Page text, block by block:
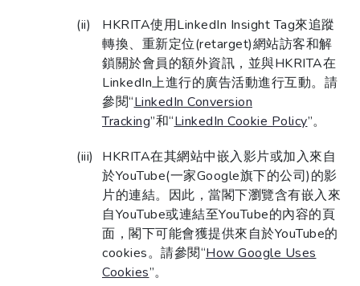
HKRITA使用LinkedIn Insight Tag來追蹤
轉換、重新定位(retarget)網站訪客和解
鎖關於會員的額外資訊，並與HKRITA在
LinkedIn上進行的廣告活動進行互動。請
參閱“LinkedIn Conversion
Tracking”和“LinkedIn Cookie Policy”。
HKRITA在其網站中嵌入影片或加入來自
於YouTube(一家Google旗下的公司)的影
片的連結。因此，當閣下瀏覽含有嵌入來
自YouTube或連結至YouTube的內容的頁
面，閣下可能會獲提供來自於YouTube的
cookies。請參閱“How Google Uses
Cookies”。